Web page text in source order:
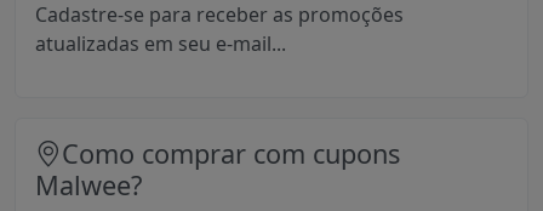
Cadastre-se para receber as promoções
atualizadas em seu e-mail...
Como comprar com cupons
Malwee?